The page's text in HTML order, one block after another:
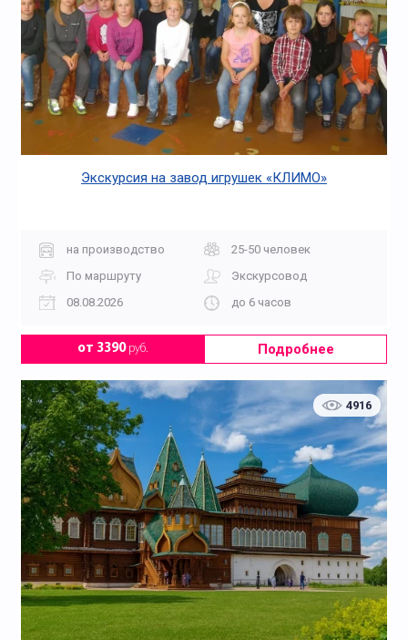
Экскурсия на завод игрушек «КЛИМО»
на производство
25-50 человек
По маршруту
Экскурсовод
08.08.2026
до 6 часов
от 3390руб. Подробнее
4916